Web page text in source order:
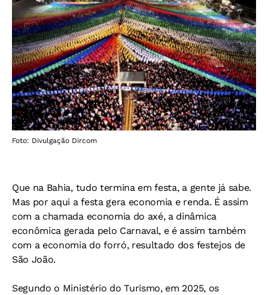
Foto: Divulgação Dircom
Que na Bahia, tudo termina em festa, a gente já sabe.
Mas por aqui a festa gera economia e renda. É assim
com a chamada economia do axé, a dinâmica
econômica gerada pelo Carnaval, e é assim também
com a economia do forró, resultado dos festejos de
São João.
Segundo o Ministério do Turismo, em 2025, os